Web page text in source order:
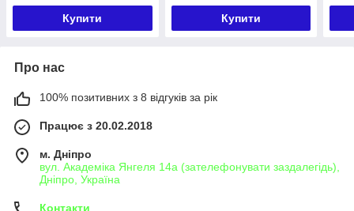
Купити Купити
Про нас
100% позитивних з 8 відгуків за рік
Працює з 20.02.2018
м. Дніпро
вул. Академіка Янгеля 14а (зателефонувати заздалегідь),
Дніпро, Україна
Контакти